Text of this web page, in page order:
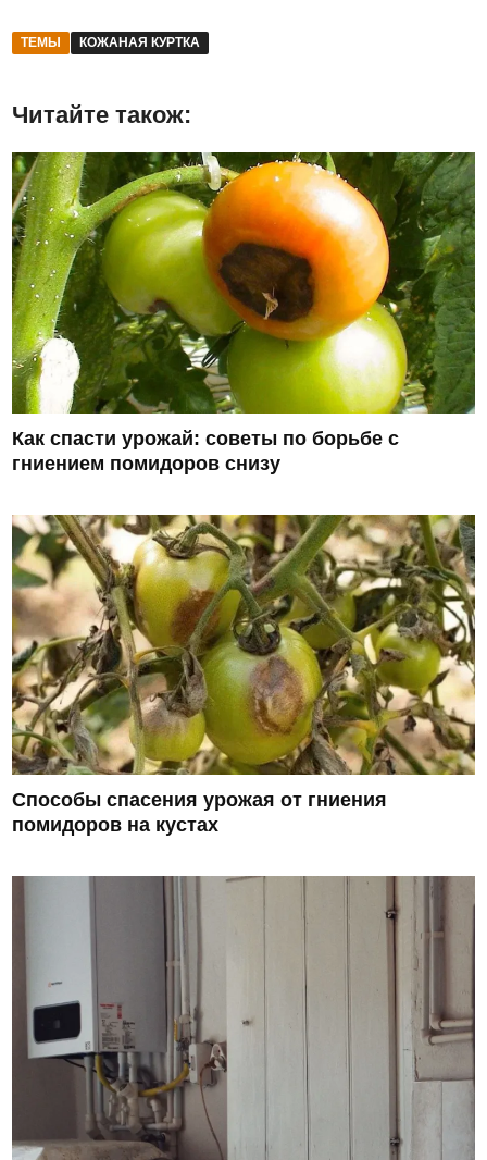
ТЕМЫ КОЖАНАЯ КУРТКА
Читайте також:
Как спасти урожай: советы по борьбе с
гниением помидоров снизу
Способы спасения урожая от гниения
помидоров на кустах